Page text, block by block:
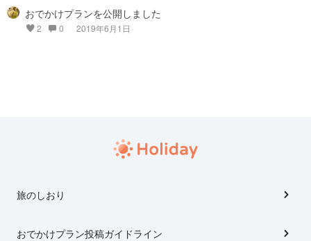
おでかけプランを公開しました
2 0 2019年6月1日
旅のしおり
おでかけプラン投稿ガイドライン